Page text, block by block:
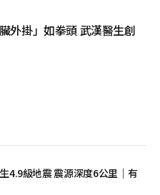
外掛」如拳頭 武漢醫生創
4.9級地震 震源深度6公里｜有